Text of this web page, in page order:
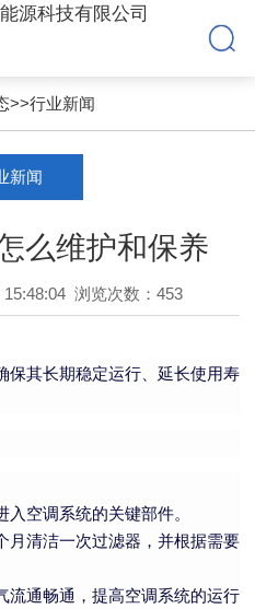
>>行业新闻
新闻
么维护和保养
浏览次数：453
保其长期稳定运行、延长使用寿
空调系统的关键部件。
月清洁一次过滤器，并根据需要
流通畅通，提高空调系统的运行